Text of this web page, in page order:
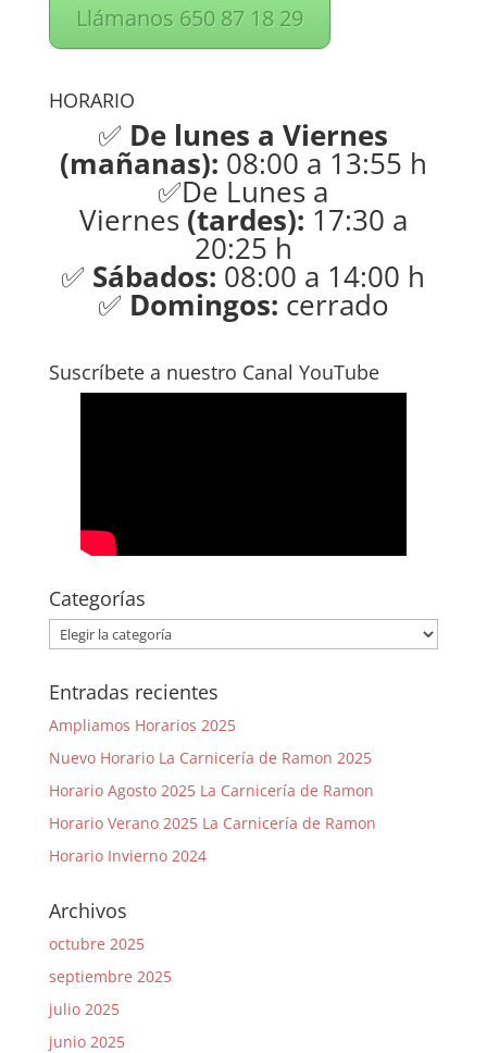
Llámanos 650 87 18 29
HORARIO
✅ De lunes a Viernes
(mañanas): 08:00 a 13:55 h
✅De Lunes a
Viernes(tardes): 17:30 a
20:25 h
✅ Sábados: 08:00 a 14:00 h
✅ Domingos: cerrado
Suscríbete a nuestro Canal YouTube
Categorías
Categorías
Entradas recientes
Ampliamos Horarios 2025
Nuevo Horario La Carnicería de Ramon 2025
Horario Agosto 2025 La Carnicería de Ramon
Horario Verano 2025 La Carnicería de Ramon
Horario Invierno 2024
Archivos
octubre 2025
septiembre 2025
julio 2025
junio 2025